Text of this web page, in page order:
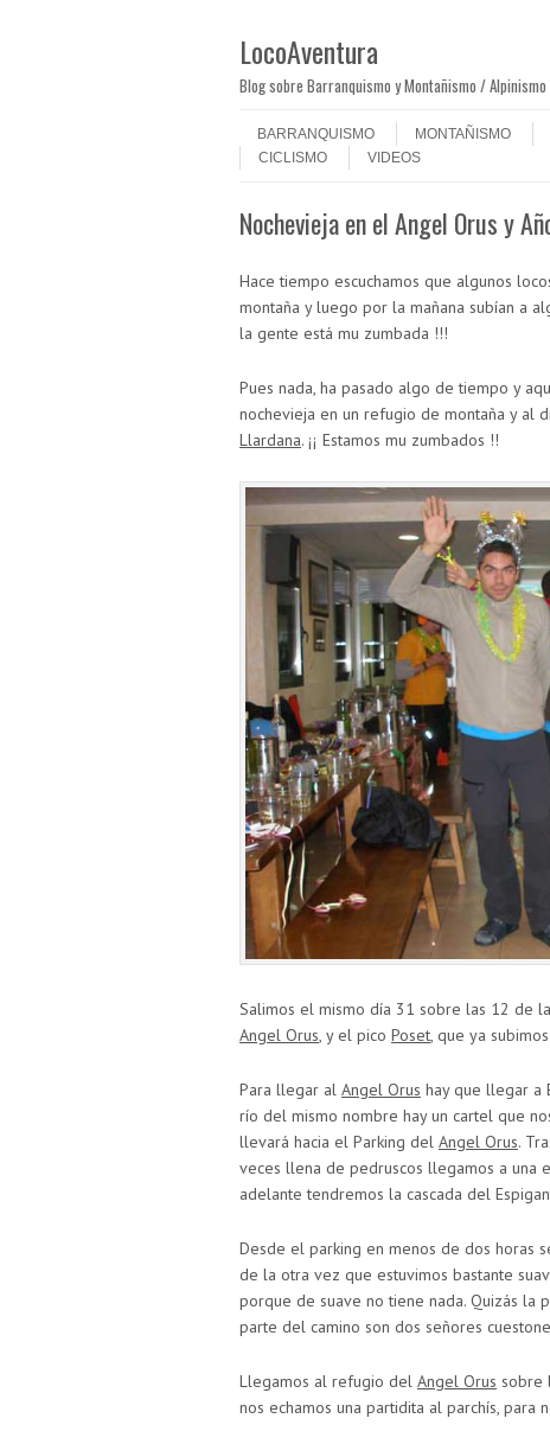
LocoAventura
Blog sobre Barranquismo y Montañismo / Alpinismo
Menú
BARRANQUISMO
MONTAÑISMO
CICLISMO
VIDEOS
Nochevieja en el Angel Orus y
Hace tiempo escuchamos que algunos
montaña y luego por la mañana subían a
la gente está mu zumbada !!!
Pues nada, ha pasado algo de tiempo y
nochevieja en un refugio de montaña y al
Llardana. ¡¡ Estamos mu zumbados !!
Salimos el mismo día 31 sobre las 12 de
Angel Orus, y el pico Poset, que ya
Para llegar al Angel Orus hay que llegar a
río del mismo nombre hay un cartel que
llevará hacia el Parking del Angel Orus.
veces llena de pedruscos llegamos a una
adelante tendremos la cascada del
Desde el parking en menos de dos horas
de la otra vez que estuvimos bastante
porque de suave no tiene nada. Quizás la
parte del camino son dos señores
Llegamos al refugio del Angel Orus sobre
nos echamos una partidita al parchís, para